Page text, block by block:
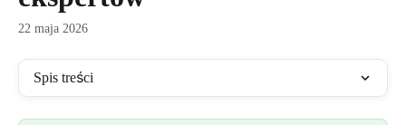
22 maja 2026
Spis treści